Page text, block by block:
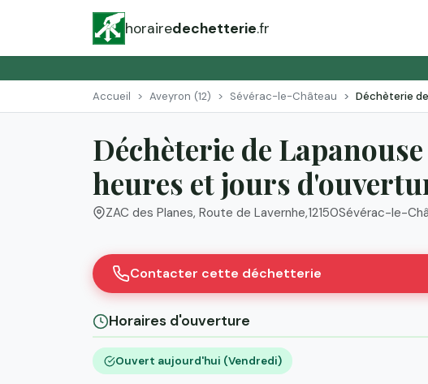
horairedechetterie.fr
Accueil Aveyron (12) Sévérac-le-Château Déchèterie
Déchèterie de
heures et jours
ZAC des Planes, Route de Lavernhe,12150Sévérac-le-
Contacter cette déchetterie
Horaires d'ouverture
Ouvert aujourd'hui (Vendredi)